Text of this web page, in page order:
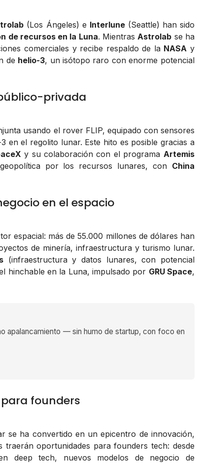
(Los Ángeles) e Interlune(Seattle) han sido
de recursos en la Luna. MientrasAstrolab se ha
comerciales y recibe respaldo de la NASA y
de helio-3, un isótopo raro con enorme potencial
privada
usando el rover FLIP, equipado con sensores
en el regolito lunar. Este hito es posible gracias a
y su colaboración con el programa Artemis
por los recursos lunares, con China
en el espacio
espacial: más de 55.000 millones de dólares han
de minería, infraestructura y turismo lunar.
(infraestructura y datos lunares, con potencial
hinchable en la Luna, impulsado por GRU Space,
apalancamiento — sin humo de startup, con foco en
founders
se ha convertido en un epicentro de innovación,
oportunidades para founders tech: desde
deep tech, nuevos modelos de negocio de